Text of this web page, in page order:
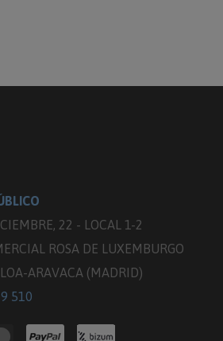
22 - LOCAL 1-2
ROSA DE LUXEMBURGO
ARAVACA (MADRID)
510